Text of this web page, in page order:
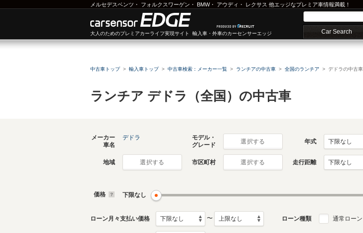
メルセデスベンツ ・ フォルクスワーゲン ・ BMW・ アウディ ・ レクサス 他エッジなプレミア車情報満載！
大人のためのプレミアカーライフ実現サイト 輸入車・外車のカーセンサーエッジ Car Search
中古車トップ 輸入車トップ 中古車検索：メーカー一覧 ランチアの中古車 全国のランチア デドラの中古車
ランチア デドラ（全国）の中古車
メーカー
車名
デドラ
モデル・
グレード
選択する 年式
地域 選択する 市区町村 選択する 走行距離
価格 下限なし
ローン月々支払い価格 〜 ローン種類 通常ローン